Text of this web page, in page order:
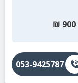
900
₪
053-9425787